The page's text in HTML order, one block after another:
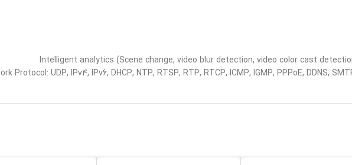
Intelligent analytics (Scene change, video blur detection, video color cast
Protocol: UDP, IPv4, IPv6, DHCP, NTP, RTSP, RTP, RTCP, ICMP, IGMP, PPPoE, DDNS,